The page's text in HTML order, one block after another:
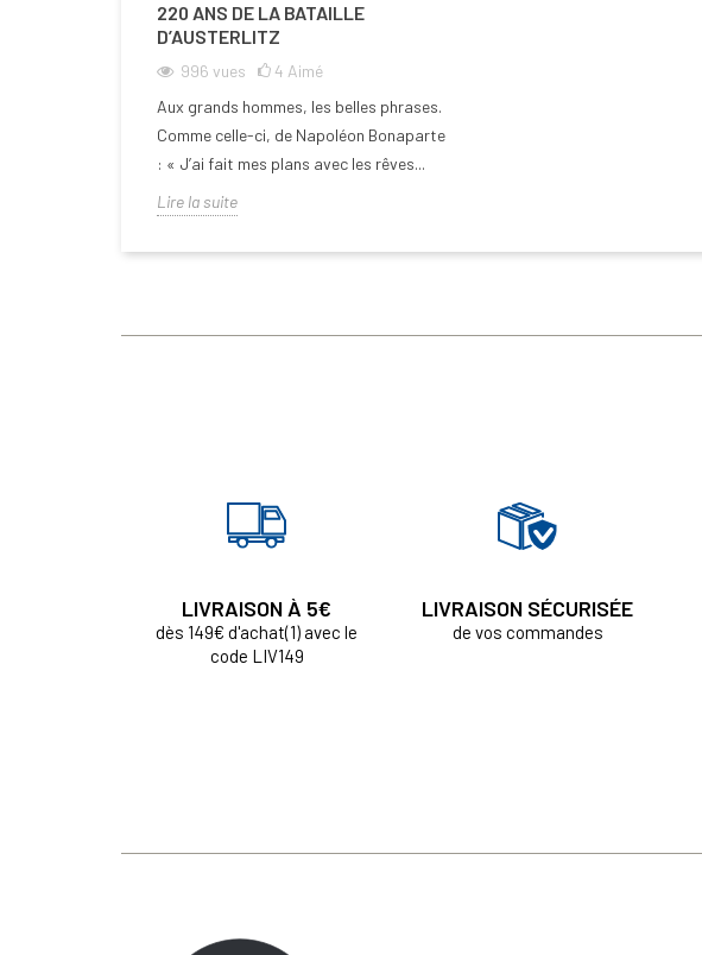
220 ANS DE LA BATAILLE
D’AUSTERLITZ
996 vues 4 Aimé
Aux grands hommes, les belles phrases.
Comme celle-ci, de Napoléon Bonaparte
: « J’ai fait mes plans avec les rêves...
Lire la suite
LIVRAISON À 5€
dès 149€ d'achat(1) avec le
code LIV149
LIVRAISON SÉCURISÉE
de vos commandes